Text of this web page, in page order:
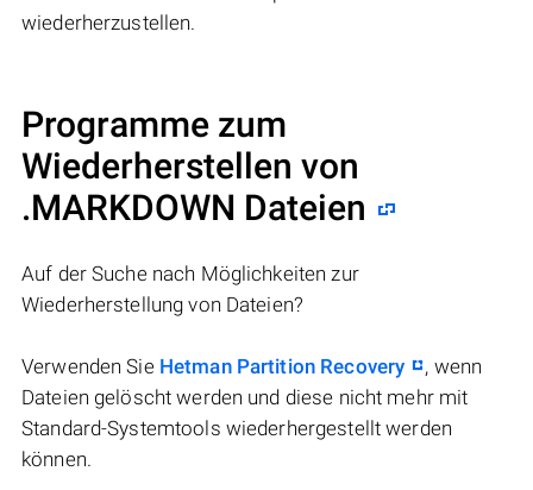
wiederherzustellen.
Programme zum
Wiederherstellen von
.MARKDOWN Dateien
Auf der Suche nach Möglichkeiten zur
Wiederherstellung von Dateien?
Verwenden Sie Hetman Partition Recovery
, wenn
Dateien gelöscht werden und diese nicht mehr mit
Standard-Systemtools wiederhergestellt werden
können.